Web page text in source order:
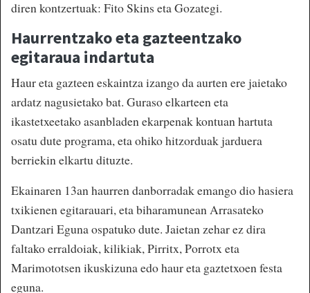
diren kontzertuak: Fito Skins eta Gozategi.
Haurrentzako eta gazteentzako
egitaraua indartuta
Haur eta gazteen eskaintza izango da aurten ere jaietako
ardatz nagusietako bat. Guraso elkarteen eta
ikastetxeetako asanbladen ekarpenak kontuan hartuta
osatu dute programa, eta ohiko hitzorduak jarduera
berriekin elkartu dituzte.
Ekainaren 13an haurren danborradak emango dio hasiera
txikienen egitarauari, eta biharamunean Arrasateko
Dantzari Eguna ospatuko dute. Jaietan zehar ez dira
faltako erraldoiak, kilikiak, Pirritx, Porrotx eta
Marimototsen ikuskizuna edo haur eta gaztetxoen festa
eguna.